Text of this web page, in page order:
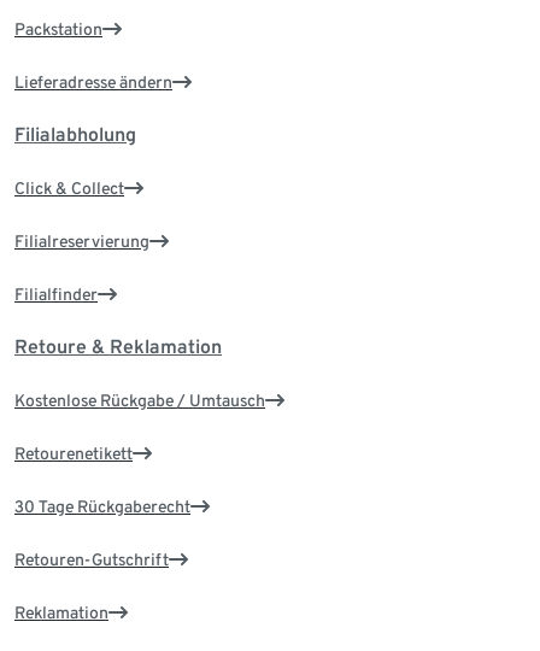
Packstation
Lieferadresse ändern
Filialabholung
Click & Collect
Filialreservierung
Filialfinder
Retoure & Reklamation
Kostenlose Rückgabe / Umtausch
Retourenetikett
30 Tage Rückgaberecht
Retouren-Gutschrift
Reklamation